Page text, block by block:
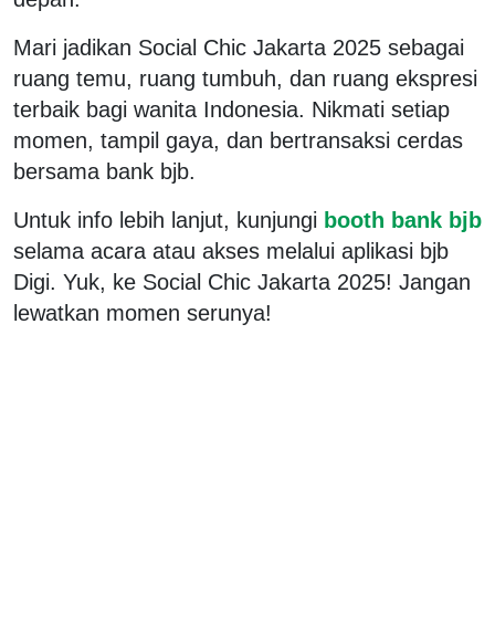
Mari jadikan Social Chic Jakarta 2025 sebagai
ruang temu, ruang tumbuh, dan ruang ekspresi
terbaik bagi wanita Indonesia. Nikmati setiap
momen, tampil gaya, dan bertransaksi cerdas
bersama bank bjb.
Untuk info lebih lanjut, kunjungi booth bank bjb
selama acara atau akses melalui aplikasi bjb
Digi. Yuk, ke Social Chic Jakarta 2025! Jangan
lewatkan momen serunya!